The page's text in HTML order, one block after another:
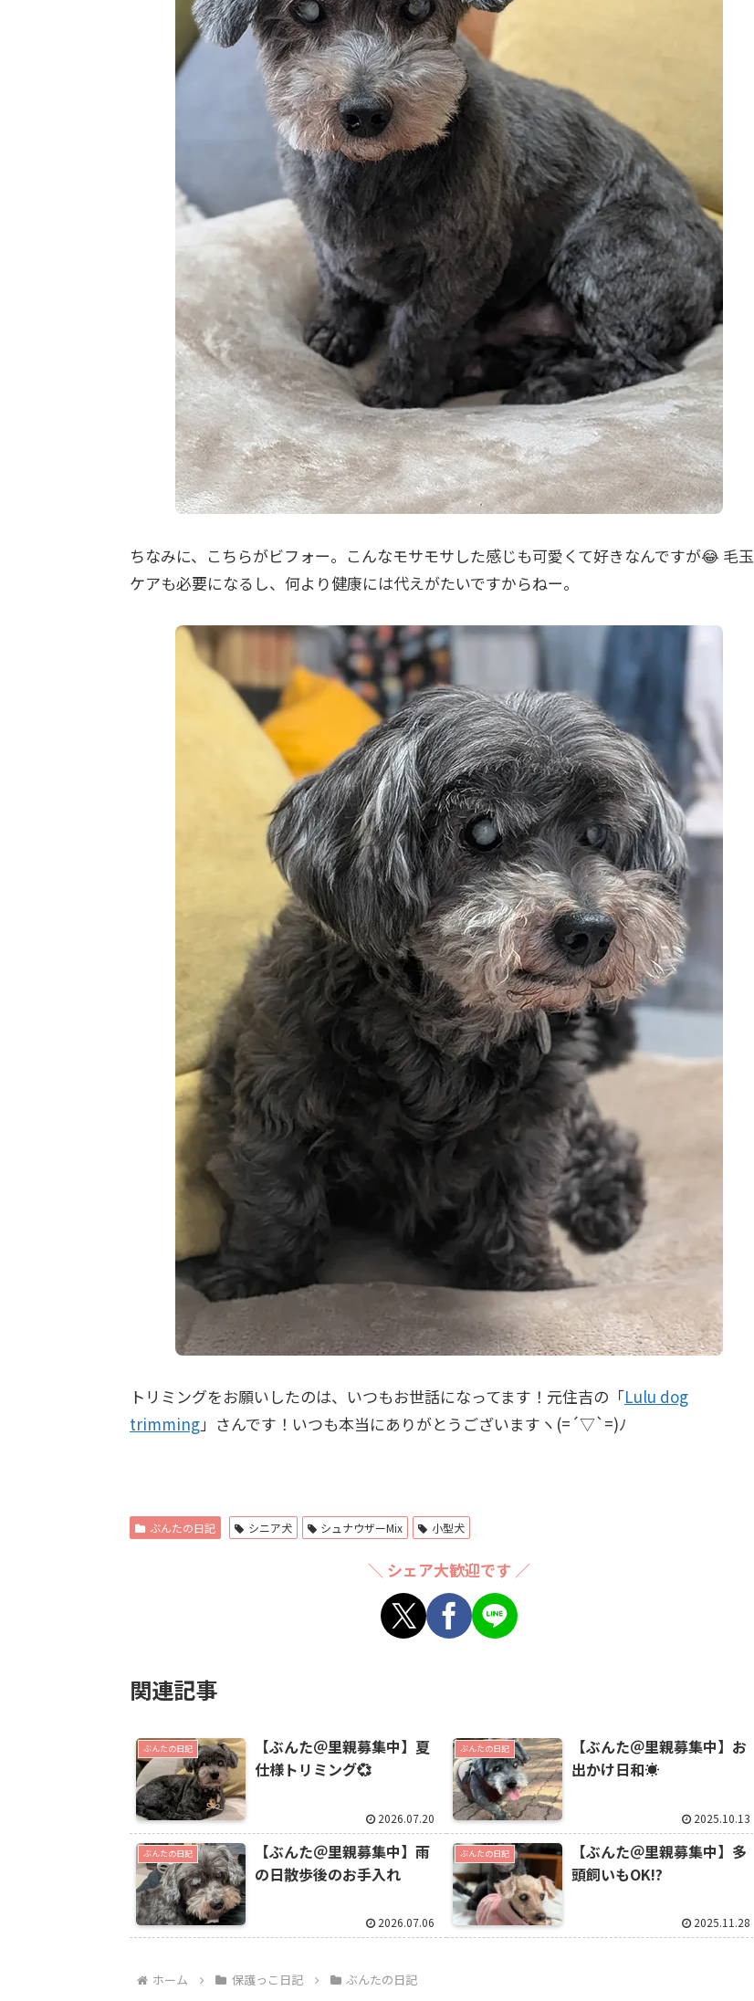
ちなみに、こちらがビフォー。こんなモサモサした感じも可愛くて好きなんですが😂 毛玉
ケアも必要になるし、何より健康には代えがたいですからねー。
トリミングをお願いしたのは、いつもお世話になってます！元住吉の「Lulu dog
trimming」さんです！いつも本当にありがとうございますヽ(=´▽`=)ﾉ
ぶんたの日記 シニア犬 シュナウザーMix 小型犬
＼ シェア大歓迎です ／
関連記事
ぶんたの日記
【ぶんた＠里親募集中】夏
仕様トリミング💞
2026.07.20
ぶんたの日記
【ぶんた＠里親募集中】お
出かけ日和☀️
2025.10.13
ぶんたの日記
【ぶんた＠里親募集中】雨
の日散歩後のお手入れ
2026.07.06
ぶんたの日記
【ぶんた＠里親募集中】多
頭飼いもOK!?
2025.11.28
ホーム 保護っこ日記 ぶんたの日記